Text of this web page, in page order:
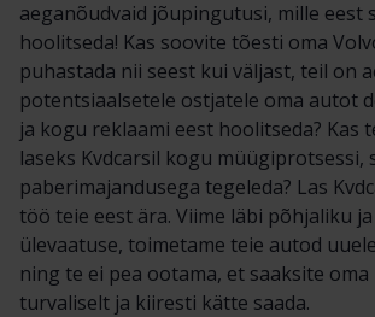
aeganõudvaid jõupingutusi, mille eest
hoolitseda! Kas soovite tõesti oma
puhastada nii seest kui väljast, teil on
potentsiaalsetele ostjatele oma autot
ja kogu reklaami eest hoolitseda? Kas
laseks Kvdcarsil kogu müügiprotsessi,
paberimajandusega tegeleda? Las
töö teie eest ära. Viime läbi põhjaliku
ülevaatuse, toimetame teie autod
ning te ei pea ootama, et saaksite oma
turvaliselt ja kiiresti kätte saada.